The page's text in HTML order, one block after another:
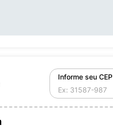
Informe seu CEP